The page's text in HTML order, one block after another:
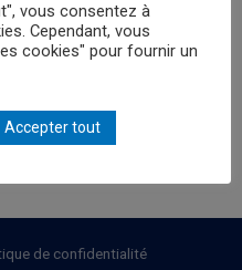
de confidentialité
vous consentez à
Cependant, vous
cookies" pour fournir un
Accepter tout